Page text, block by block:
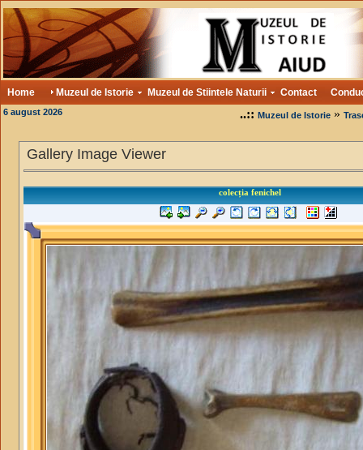
Home Muzeul de Istorie Muzeul de Stiintele Naturii Contact
6 august 2026 ..:: Muzeul de Istorie»
Gallery Image Viewer
colecția fenichel